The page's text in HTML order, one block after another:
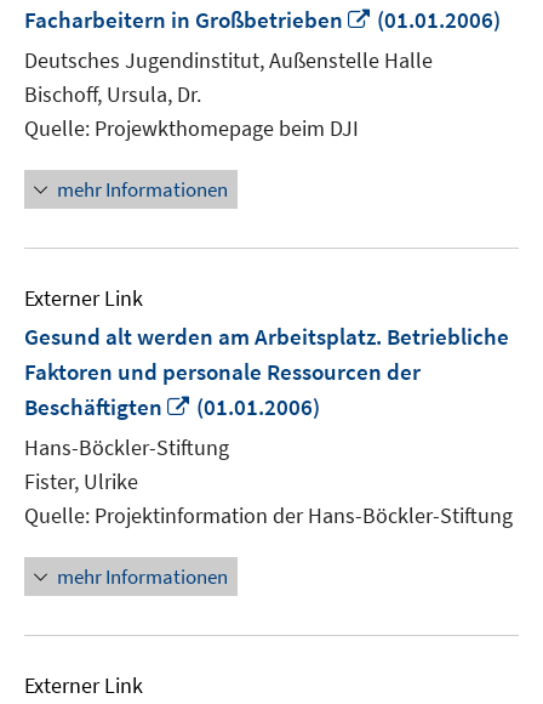
Facharbeitern in Großbetrieben
In
neuem
Fenster
(01.01.2006)
Deutsches Jugendinstitut, Außenstelle Halle
Bischoff, Ursula, Dr.
Quelle: Projewkthomepage beim DJI
mehr Informationen
Externer Link
Gesund alt werden am Arbeitsplatz. Betriebliche
Faktoren und personale Ressourcen der
Beschäftigten
In
Fenster
(01.01.2006)
Hans-Böckler-Stiftung
Fister, Ulrike
Quelle: Projektinformation der Hans-Böckler-Stiftung
mehr Informationen
Externer Link